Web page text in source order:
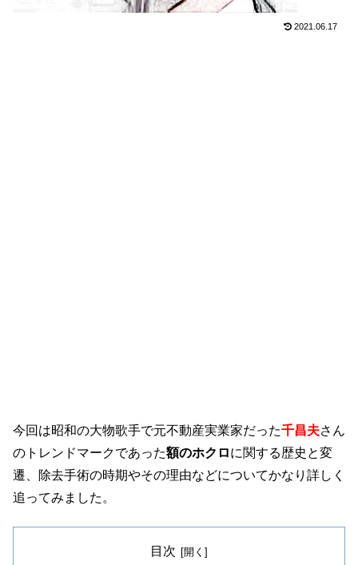
2021.06.17
今回は昭和の大物歌手で元不動産実業家だった千昌夫さん
のトレンドマークであった額のホクロに関する歴史と変
遷、除去手術の時期やその理由などについてかなり詳しく
追ってみました。
目次